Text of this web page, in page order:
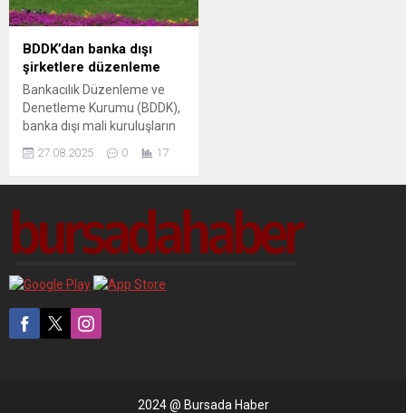
BDDK’dan banka dışı
şirketlere düzenleme
Bankacılık Düzenleme ve
Denetleme Kurumu (BDDK),
banka dışı mali kuruluşların
yönelik bazı yeni adımlar
konusu şirketlerin faaliyet
kapsamlarının ...
27.08.2025 0 17
2024 @ Bursada Haber